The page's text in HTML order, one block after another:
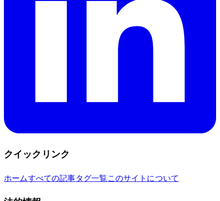
クイックリンク
ホームすべての記事タグ一覧 このサイトについて